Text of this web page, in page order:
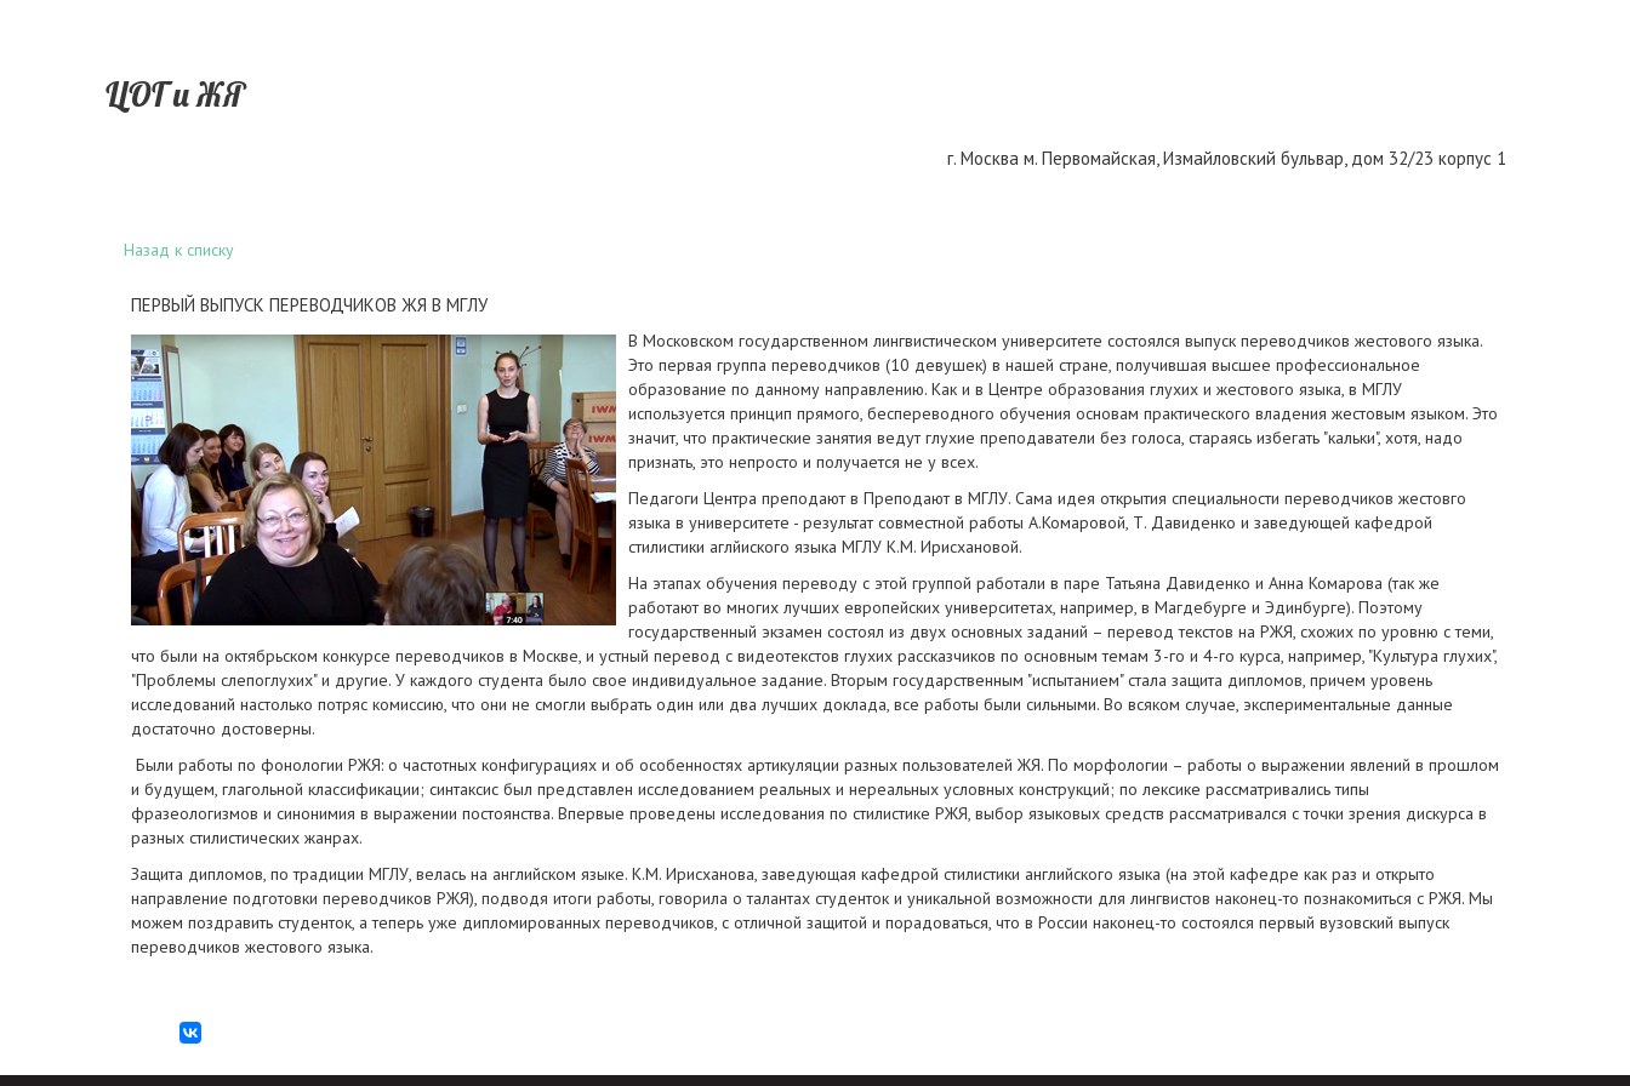
ЦОГ и ЖЯ
г. Москва м. Первомайская,Измайловский бульвар, дом 32/23 корпус 1
Назад к списку
ПЕРВЫЙ ВЫПУСК ПЕРЕВОДЧИКОВ ЖЯ В МГЛУ
В Московском государственном лингвистическом университете состоялся выпуск переводчиков жестового языка.
Это первая группа переводчиков (10 девушек) в нашей стране, получившая высшее профессиональное
образование по данному направлению. Как и в Центре образования глухих и жестового языка, в МГЛУ
используется принцип прямого, беспереводного обучения основам практического владения жестовым языком. Это
значит, что практические занятия ведут глухие преподаватели без голоса, стараясь избегать "кальки", хотя, надо
признать, это непросто и получается не у всех.
Педагоги Центра преподают в Преподают в МГЛУ. Сама идея открытия специальности переводчиков жестовго
языка в университете - результат совместной работы А.Комаровой, Т. Давиденко и заведующей кафедрой
стилистики аглйиского языка МГЛУ К.М. Ирисхановой.
На этапах обучения переводу с этой группой работали в паре Татьяна Давиденко и Анна Комарова (так же
работают во многих лучших европейских университетах, например, в Магдебурге и Эдинбурге). Поэтому
государственный экзамен состоял из двух основных заданий – перевод текстов на РЖЯ, схожих по уровню с теми,
что были на октябрьском конкурсе переводчиков в Москве, и устный перевод с видеотекстов глухих рассказчиков по основным темам 3-го и 4-го курса, например, "Культура глухих",
"Проблемы слепоглухих" и другие. У каждого студента было свое индивидуальное задание. Вторым государственным "испытанием" стала защита дипломов, причем уровень
исследований настолько потряс комиссию, что они не смогли выбрать один или два лучших доклада, все работы были сильными. Во всяком случае, экспериментальные данные
достаточно достоверны.
Были работы по фонологии РЖЯ: о частотных конфигурациях и об особенностях артикуляции разных пользователей ЖЯ. По морфологии – работы о выражении явлений в прошлом
и будущем, глагольной классификации; синтаксис был представлен исследованием реальных и нереальных условных конструкций; по лексике рассматривались типы
фразеологизмов и синонимия в выражении постоянства. Впервые проведены исследования по стилистике РЖЯ, выбор языковых средств рассматривался с точки зрения дискурса в
разных стилистических жанрах.
Защита дипломов, по традиции МГЛУ, велась на английском языке. К.М. Ирисханова, заведующая кафедрой стилистики английского языка (на этой кафедре как раз и открыто
направление подготовки переводчиков РЖЯ), подводя итоги работы, говорила о талантах студенток и уникальной возможности для лингвистов наконец-то познакомиться с РЖЯ. Мы
можем поздравить студенток, а теперь уже дипломированных переводчиков, с отличной защитой и порадоваться, что в России наконец-то состоялся первый вузовский выпуск
переводчиков жестового языка.